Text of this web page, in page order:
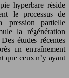
hyperbare réside
le processus de
pression partielle
la régénération
études récentes
un entraînement
que ceux n’y ayant